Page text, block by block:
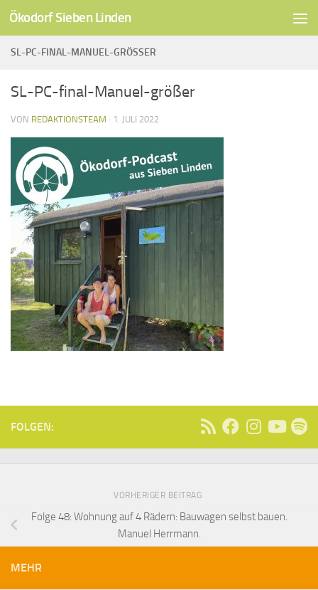
Unter dem Inhalt
Ökodorf Sieben Linden
SL-PC-FINAL-MANUEL-GRÖSSER
SL-PC-final-Manuel-größer
VON REDAKTIONSTEAM · 1. JULI 2022
FOLGEN:
VORHERIGER BEITRAG
Folge 48: Wohnung auf 4 Rädern: Bauwagen selbst bauen.
Manuel Herrmann.
MEHR